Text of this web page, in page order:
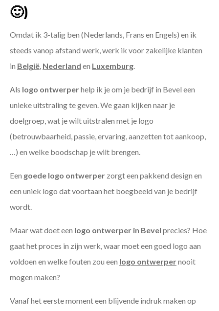
🙂)
Omdat ik 3-talig ben (Nederlands, Frans en Engels) en ik
steeds vanop afstand werk, werk ik voor zakelijke klanten
in België, Nederland en Luxemburg.
Als logo ontwerperhelp ik je om je bedrijf in Bevel een
unieke uitstraling te geven. We gaan kijken naar je
doelgroep, wat je wilt uitstralen met je logo
(betrouwbaarheid, passie, ervaring, aanzetten tot aankoop,
…) en welke boodschap je wilt brengen.
Een goede logo ontwerper zorgt een pakkend design en
een uniek logo dat voortaan het boegbeeld van je bedrijf
wordt.
Maar wat doet een logo ontwerper in Bevel precies? Hoe
gaat het proces in zijn werk, waar moet een goed logo aan
voldoen en welke fouten zou een logo ontwerpernooit
mogen maken?
Vanaf het eerste moment een blijvende indruk maken op